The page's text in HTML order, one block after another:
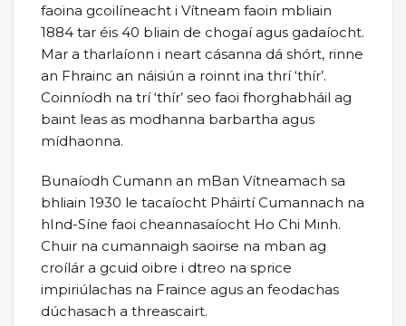
faoina gcoilíneacht i Vítneam faoin mbliain
1884 tar éis 40 bliain de chogaí agus gadaíocht.
Mar a tharlaíonn i neart cásanna dá shórt, rinne
an Fhrainc an náisiún a roinnt ina thrí ‘thír’.
Coinníodh na trí ‘thír’ seo faoi fhorghabháil ag
baint leas as modhanna barbartha agus
mídhaonna.
Bunaíodh Cumann an mBan Vítneamach sa
bhliain 1930 le tacaíocht Pháirtí Cumannach na
hInd-Síne faoi cheannasaíocht Ho Chi Minh.
Chuir na cumannaigh saoirse na mban ag
croílár a gcuid oibre i dtreo na sprice
impiriúlachas na Fraince agus an feodachas
dúchasach a threascairt.